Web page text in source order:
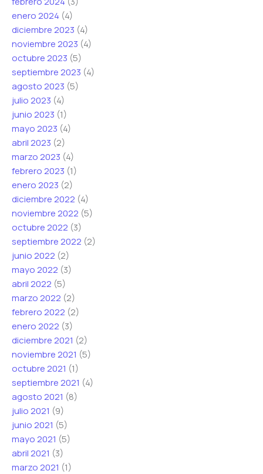
enero 2024 (4)
diciembre 2023 (4)
noviembre 2023 (4)
octubre 2023 (5)
septiembre 2023 (4)
agosto 2023 (5)
julio 2023 (4)
junio 2023 (1)
mayo 2023 (4)
abril 2023 (2)
marzo 2023 (4)
febrero 2023 (1)
enero 2023 (2)
diciembre 2022 (4)
noviembre 2022 (5)
octubre 2022 (3)
septiembre 2022 (2)
junio 2022 (2)
mayo 2022 (3)
abril 2022 (5)
marzo 2022 (2)
febrero 2022 (2)
enero 2022 (3)
diciembre 2021 (2)
noviembre 2021 (5)
octubre 2021 (1)
septiembre 2021 (4)
agosto 2021 (8)
julio 2021 (9)
junio 2021 (5)
mayo 2021 (5)
abril 2021 (3)
marzo 2021 (1)